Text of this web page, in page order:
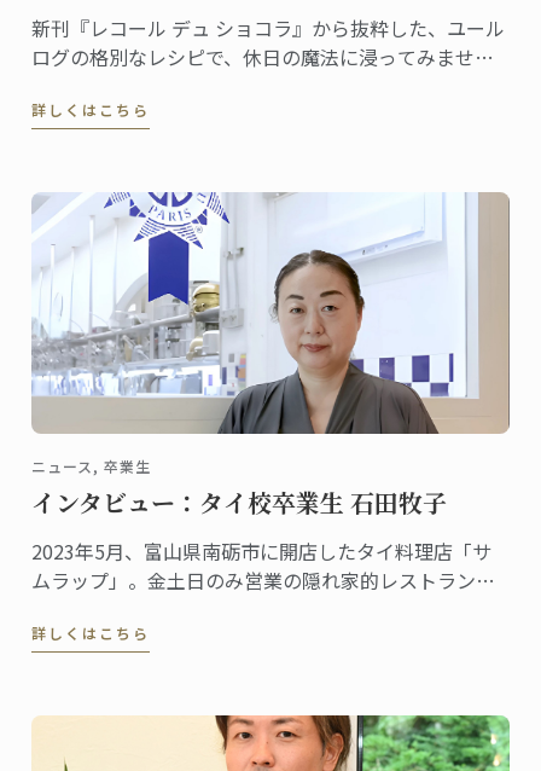
新刊『レコール デュ ショコラ』から抜粋した、ユール
ログの格別なレシピで、休日の魔法に浸ってみません
ゲストを喜ばせ、クリスマスのテーブルを盛り上げる
詳しくはこちら
ニュース, 卒業生
インタビュー：タイ校卒業生 石田牧子
2023年5月、富山県南砺市に開店したタイ料理店「サ
ムラップ」。金土日のみ営業の隠れ家的レストランに
既に評判、地元客はもちろん、遠くから足を延ばす人
詳しくはこちら